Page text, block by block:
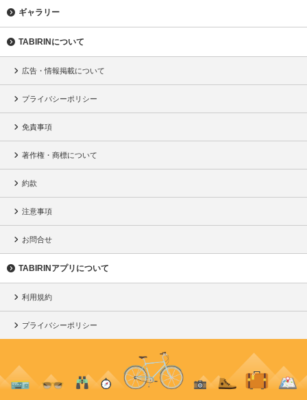
ギャラリー
TABIRINについて
広告・情報掲載について
プライバシーポリシー
免責事項
著作権・商標について
約款
注意事項
お問合せ
TABIRINアプリについて
利用規約
プライバシーポリシー